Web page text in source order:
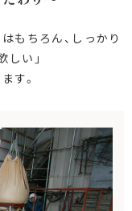
もちろん、しっかり
しい」
す。